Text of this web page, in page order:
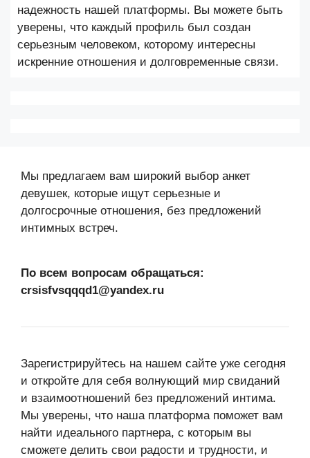
надежность нашей платформы. Вы можете быть
уверены, что каждый профиль был создан
серьезным человеком, которому интересны
искренние отношения и долговременные связи.
Мы предлагаем вам широкий выбор анкет
девушек, которые ищут серьезные и
долгосрочные отношения, без предложений
интимных встреч.
По всем вопросам обращаться:
crsisfvsqqqd1@yandex.ru
Зарегистрируйтесь на нашем сайте уже сегодня
и откройте для себя волнующий мир свиданий
и взаимоотношений без предложений интима.
Мы уверены, что наша платформа поможет вам
найти идеального партнера, с которым вы
сможете делить свои радости и трудности, и